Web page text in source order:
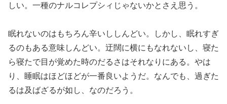
しい。一種のナルコレプシィじゃないかとさえ思う。
眠れないのはもちろん辛いししんどい。しかし、眠れすぎ
るのもある意味しんどい。迂闊に横にもなれないし、寝た
ら寝たで目が覚めた時のだるさはそれなりにある。やは
り、睡眠はほどほどが一番良いようだ。なんでも、過ぎた
るは及ばざるが如し、なのだろう。